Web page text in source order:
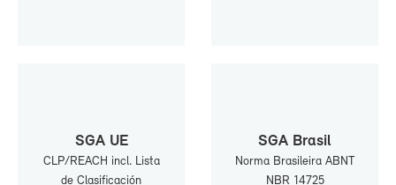
SGA UE
CLP/REACH incl. Lis­ta
de Cla­si­fi­ca­ción
SGA Bra­sil
Nor­ma Bra­si­lei­ra ABNT
NBR 14725